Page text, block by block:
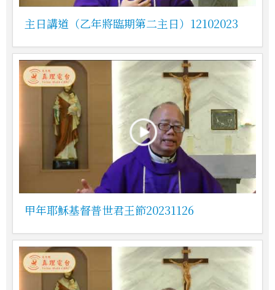
主日講道（乙年將臨期第二主日）12102023
甲年耶穌基督普世君王節20231126